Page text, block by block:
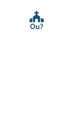
Ou?